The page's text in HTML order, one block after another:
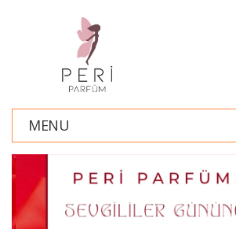
MENU